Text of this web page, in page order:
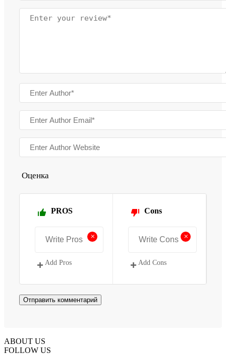
Оценка
PROS
+
Add Pros
Cons
+
Add Cons
ABOUT US
FOLLOW US